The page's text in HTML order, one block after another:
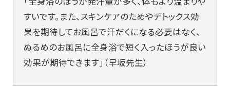
すいです。また、スキンケアのためやデトックス効
果を期待してお風呂で汗だくになる必要はなく、
ぬるめのお風呂に全身浴で短く入ったほうが良い
効果が期待できます」（早坂先生）